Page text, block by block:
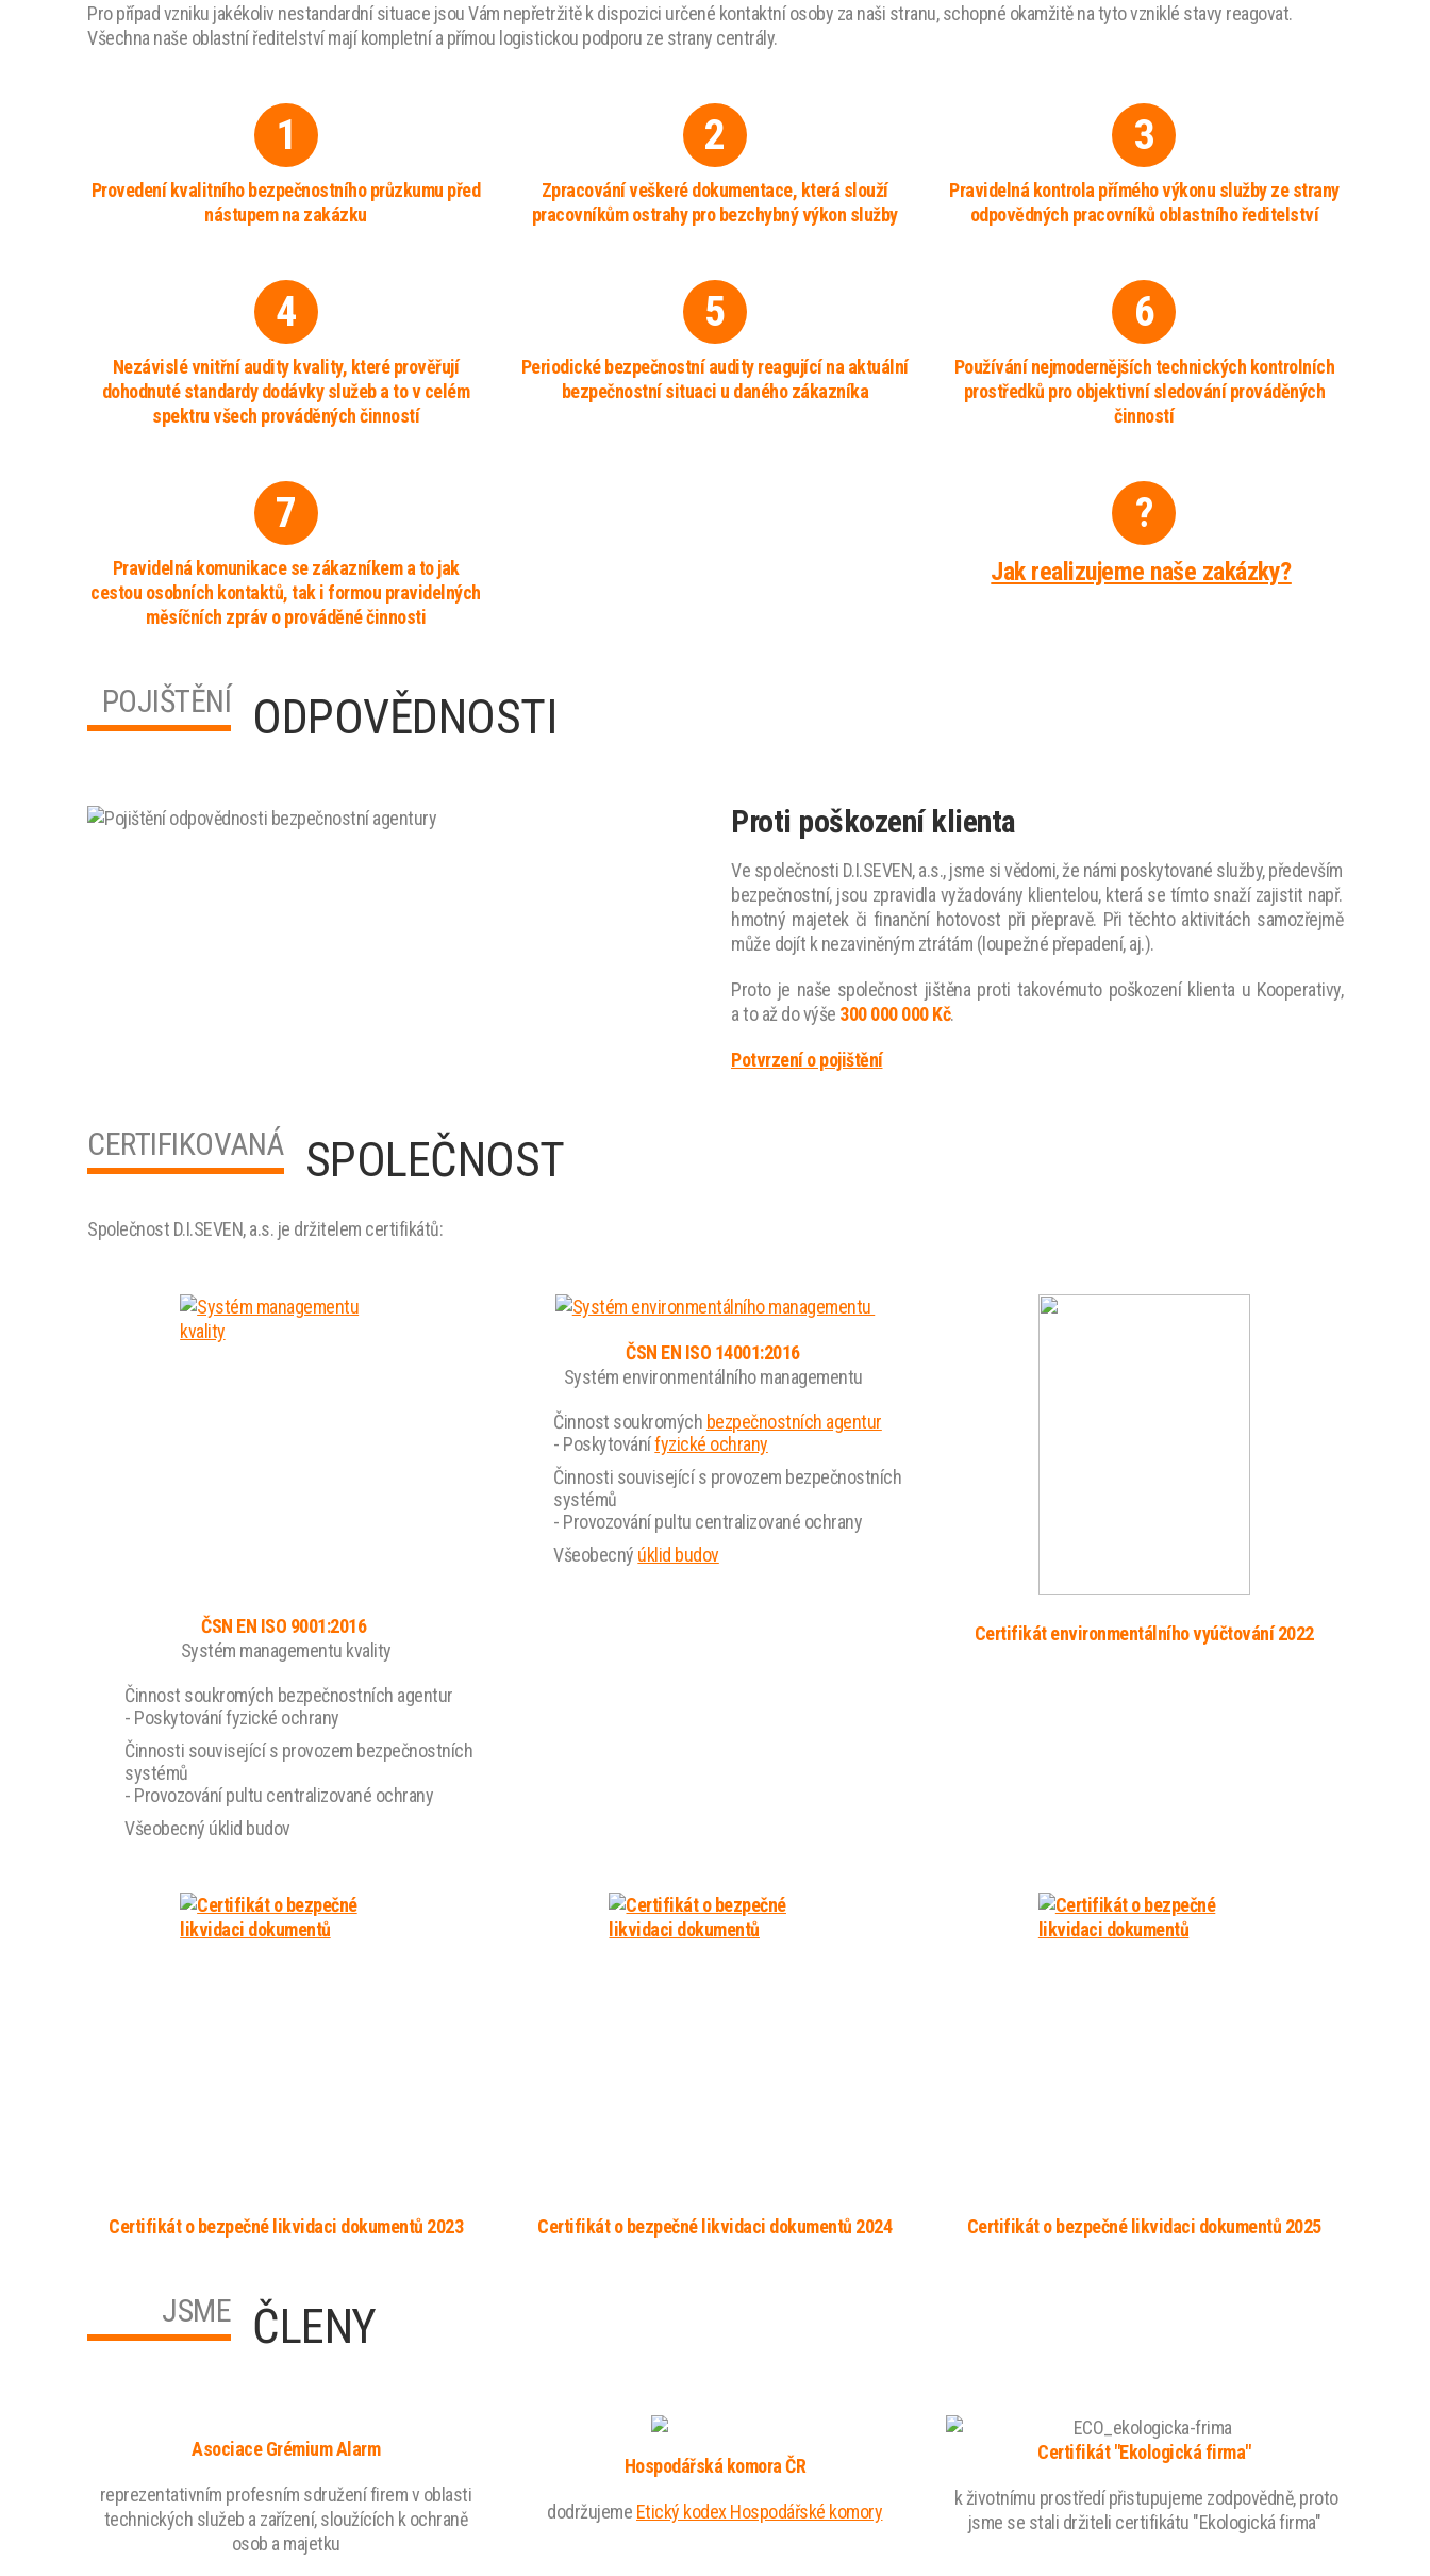
Pro případ vzniku jakékoliv nestandardní situace jsou Vám nepřetržitě k dispozici určené kontaktní osoby za naši stranu, schopné okamžitě na tyto vzniklé stavy reagovat.
Všechna naše oblastní ředitelství mají kompletní a přímou logistickou podporu ze strany centrály.
1
Provedení kvalitního bezpečnostního průzkumu před
nástupem na zakázku
2
Zpracování veškeré dokumentace, která slouží
pracovníkům ostrahy pro bezchybný výkon služby
3
Pravidelná kontrola přímého výkonu služby ze strany
odpovědných pracovníků oblastního ředitelství
4
Nezávislé vnitřní audity kvality, které prověřují
dohodnuté standardy dodávky služeb a to v celém
spektru všech prováděných činností
5
Periodické bezpečnostní audity reagující na aktuální
bezpečnostní situaci u daného zákazníka
6
Používání nejmodernějších technických kontrolních
prostředků pro objektivní sledování prováděných
činností
7
Pravidelná komunikace se zákazníkem a to jak
cestou osobních kontaktů, tak i formou pravidelných
měsíčních zpráv o prováděné činnosti
?
Jak realizujeme naše zakázky?
POJIŠTĚNÍ ODPOVĚDNOSTI
Proti poškození klienta
Ve společnosti D.I.SEVEN, a.s., jsme si vědomi, že námi poskytované služby, především
bezpečnostní, jsou zpravidla vyžadovány klientelou, která se tímto snaží zajistit např.
hmotný majetek či finanční hotovost při přepravě. Při těchto aktivitách samozřejmě
může dojít k nezaviněným ztrátám (loupežné přepadení, aj.).
Proto je naše společnost jištěna proti takovémuto poškození klienta u Kooperativy,
a to až do výše 300 000 000 Kč.
Potvrzení o pojištění
CERTIFIKOVANÁ SPOLEČNOST
Společnost D.I.SEVEN, a.s. je držitelem certifikátů:
ČSN EN ISO 9001:2016
Systém managementu kvality
Činnost soukromých bezpečnostních agentur
- Poskytování fyzické ochrany
Činnosti související s provozem bezpečnostních
systémů
- Provozování pultu centralizované ochrany
Všeobecný úklid budov
ČSN EN ISO 14001:2016
Systém environmentálního managementu
Činnost soukromých bezpečnostních agentur
- Poskytovánífyzické ochrany
Činnosti související s provozem bezpečnostních
systémů
- Provozování pultu centralizované ochrany
Všeobecný úklid budov
Certifikát environmentálního vyúčtování 2022
Certifikát o bezpečné likvidaci dokumentů 2023 Certifikát o bezpečné likvidaci dokumentů 2024 Certifikát o bezpečné likvidaci dokumentů 2025
JSME ČLENY
Asociace Grémium Alarm
reprezentativním profesním sdružení firem v oblasti
technických služeb a zařízení, sloužících k ochraně
osob a majetku
Hospodářská komora ČR
dodržujeme Etický kodex Hospodářské komory
Certifikát "Ekologická firma"
k životnímu prostředí přistupujeme zodpovědně, proto
jsme se stali držiteli certifikátu "Ekologická firma"